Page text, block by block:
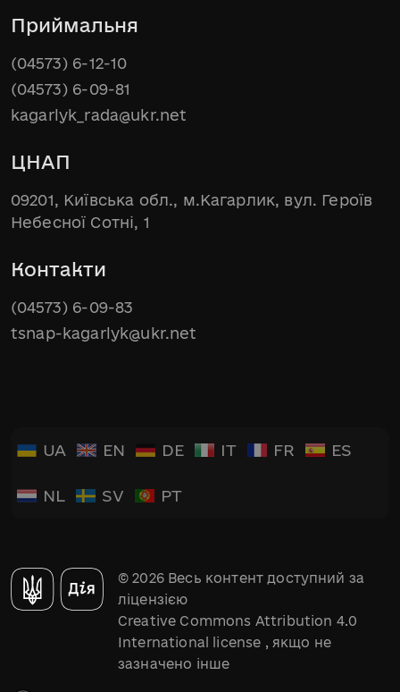
Приймальня
(04573) 6-12-10
(04573) 6-09-81
kagarlyk_rada@ukr.net
ЦНАП
09201, Київська обл., м.Кагарлик, вул. Героїв
Небесної Сотні, 1
Контакти
(04573) 6-09-83
tsnap-kagarlyk@ukr.net
UA EN DE IT FR ES
NL SV PT
© 2026 Весь контент доступний за
ліцензією
Creative Commons Attribution 4.0
International license , якщо не
зазначено інше